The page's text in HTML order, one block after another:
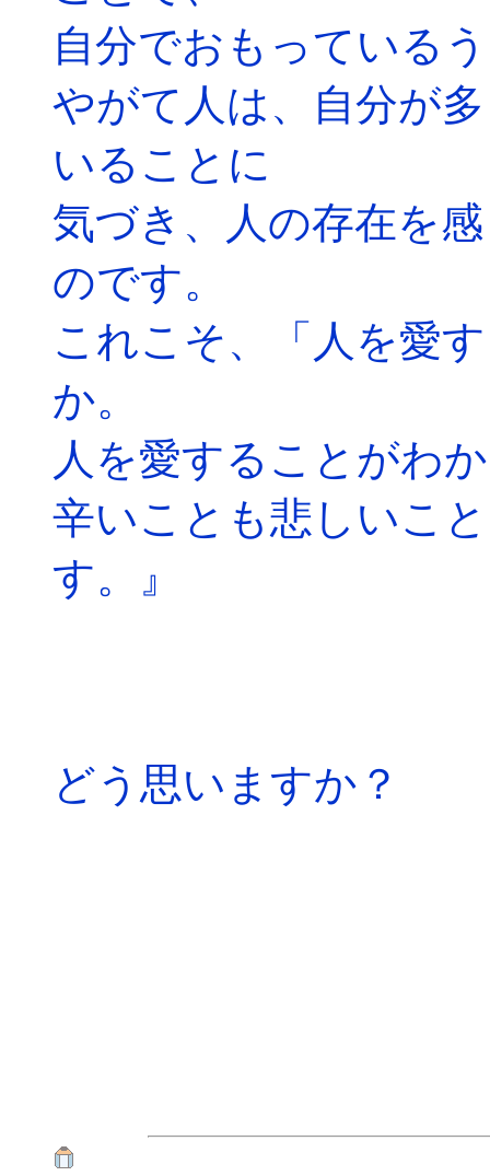
自分でおもっている
やがて人は、自分が
いることに
気づき、人の存在を
のです。
これこそ、「人を愛
か。
人を愛することがわ
辛いことも悲しいこ
す。』
どう思いますか？